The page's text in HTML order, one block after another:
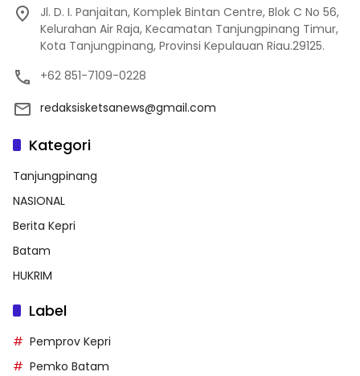
Jl. D. I. Panjaitan, Komplek Bintan Centre, Blok C No 56,
Kelurahan Air Raja, Kecamatan Tanjungpinang Timur,
Kota Tanjungpinang, Provinsi Kepulauan Riau.29125.
+62 851-7109-0228
redaksisketsanews@gmail.com
Kategori
Tanjungpinang
NASIONAL
Berita Kepri
Batam
HUKRIM
Label
Pemprov Kepri
Pemko Batam